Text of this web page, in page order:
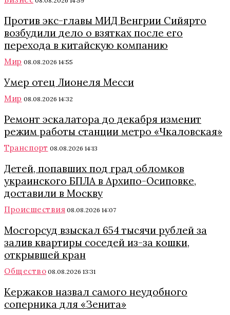
Против экс-главы МИД Венгрии Сийярто
возбудили дело о взятках после его
перехода в китайскую компанию
Мир 08.08.2026 14:55
Умер отец Лионеля Месси
Мир 08.08.2026 14:32
Ремонт эскалатора до декабря изменит
режим работы станции метро «Чкаловская»
Транспорт 08.08.2026 14:13
Детей, попавших под град обломков
украинского БПЛА в Архипо-Осиповке,
доставили в Москву
Происшествия 08.08.2026 14:07
Мосгорсуд взыскал 654 тысячи рублей за
залив квартиры соседей из-за кошки,
открывшей кран
Общество 08.08.2026 13:31
Кержаков назвал самого неудобного
соперника для «Зенита»